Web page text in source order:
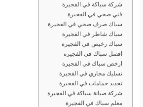
شركة سباكة في الفجيرة
فني صحي في الفجيرة
سباك صرف صحي في الفجيرة
سباك شاطر في الفجيرة
سباك رخيص في الفجيرة
افضل سباك في الفجيرة
ارخص سباك في الفجيرة
تسليك مجاري في الفجيرة
تجديد حمامات في الفجيرة
شركة صيانة سباكة في الفجيرة
معلم سباك في الفجيرة